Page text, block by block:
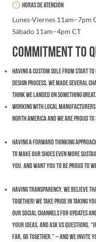
Horas de Atención
Lunes-Viernes 11am–7pm
Sábado 11am–4pm CT
Commitment To
Having a custom sole from start
design process. We made several
think we landed on something great.
Working with local manufacturers
North America and we are proud
Having a forward thinking
to make our shoes even more
you, and want you to be proud to
Having transparency. We believe
together! We take pride in taking
our social channels for updates
your ideas, and ask us questions.
far, go together.” – and we invite